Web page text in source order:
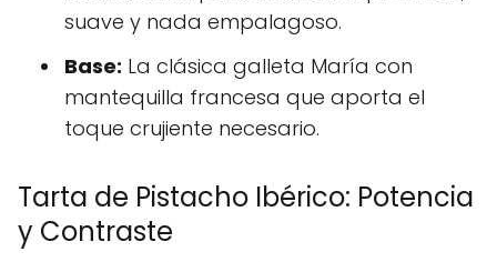
suave y nada empalagoso.
Base: La clásica galleta María con
mantequilla francesa que aporta el
toque crujiente necesario.
Tarta de Pistacho Ibérico: Potencia
y Contraste